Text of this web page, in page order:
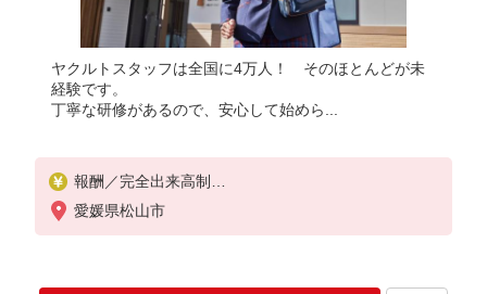
ヤクルトスタッフは全国に4万人！ そのほとんどが未
経験です。
丁寧な研修があるので、安心して始めら...
報酬／完全出来高制
月収10,0000円〜/月収150,000円〜
愛媛県松山市